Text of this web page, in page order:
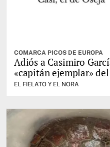
COMARCA PICOS DE EUROPA
Adiós a Casimiro
«capitán ejemplar» del
EL FIELATO Y EL NORA